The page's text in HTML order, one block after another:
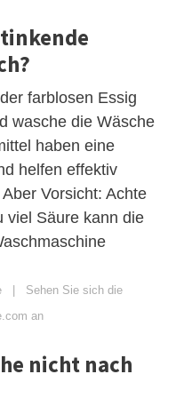
farblosen Essig
wasche die Wäsche
haben eine
helfen effektiv
Vorsicht: Achte
viel Säure kann die
| Sehen Sie sich die
an
nicht nach